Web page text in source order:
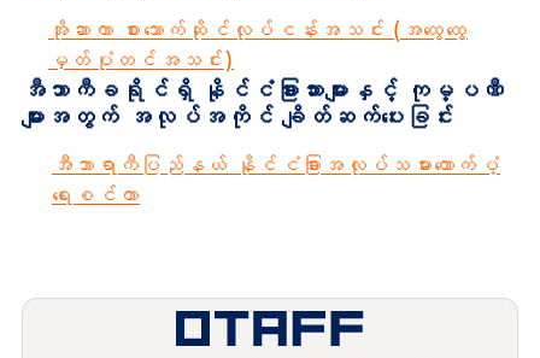
အိုဆာကာ စားသောက်ဆိုင်လုပ်ငန်းအသင်း (အထွေထွေ
မှတ်ပုံတင်အသင်း)
အီဘာကီခရိုင်ရှိ နိုင်ငံခြားသားများနှင့် ကုမ္ပဏီ
များအတွက် အလုပ်အကိုင် ချိတ်ဆက်ပေးခြင်း
အီဘာရာကီပြည်နယ် နိုင်ငံခြားအလုပ်သမားထောက်ပံ့
ရေးစင်တာ